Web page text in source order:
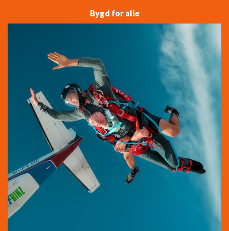
Bygd for alle